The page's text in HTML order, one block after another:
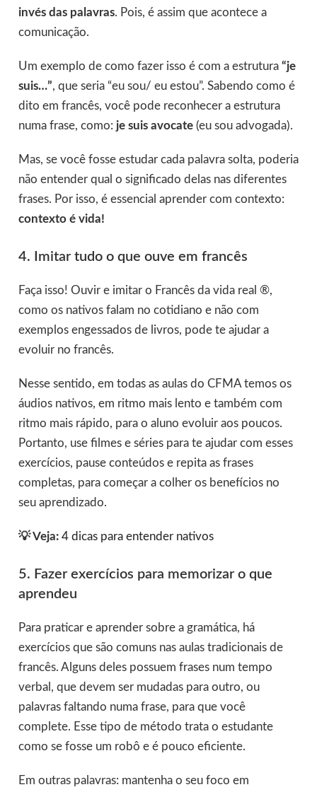
invés das palavras. Pois, é assim que acontece a
comunicação.
Um exemplo de como fazer isso é com a estrutura “je
suis…”, que seria “eu sou/ eu estou”. Sabendo como é
dito em francês, você pode reconhecer a estrutura
numa frase, como: je suis avocate(eu sou advogada).
Mas, se você fosse estudar cada palavra solta, poderia
não entender qual o significado delas nas diferentes
frases. Por isso, é essencial aprender com contexto:
contexto é vida!
4. Imitar tudo o que ouve em francês
Faça isso! Ouvir e imitar o Francês da vida real ®,
como os nativos falam no cotidiano e não com
exemplos engessados de livros, pode te ajudar a
evoluir no francês.
Nesse sentido, em todas as aulas do CFMA temos os
áudios nativos, em ritmo mais lento e também com
ritmo mais rápido, para o aluno evoluir aos poucos.
Portanto, use filmes e séries para te ajudar com esses
exercícios, pause conteúdos e repita as frases
completas, para começar a colher os benefícios no
seu aprendizado.
💡 Veja: 4 dicas para entender nativos
5. Fazer exercícios para memorizar o que
aprendeu
Para praticar e aprender sobre a gramática, há
exercícios que são comuns nas aulas tradicionais de
francês. Alguns deles possuem frases num tempo
verbal, que devem ser mudadas para outro, ou
palavras faltando numa frase, para que você
complete. Esse tipo de método trata o estudante
como se fosse um robô e é pouco eficiente.
Em outras palavras: mantenha o seu foco em